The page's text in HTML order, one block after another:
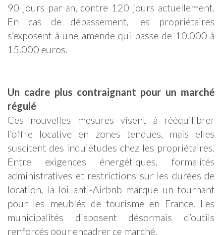
90 jours par an, contre 120 jours actuellement.
En cas de dépassement, les propriétaires
s’exposent à une amende qui passe de 10.000 à
15.000 euros.
Un cadre plus contraignant pour un marché
régulé
Ces nouvelles mesures visent à rééquilibrer
l’offre locative en zones tendues, mais elles
suscitent des inquiétudes chez les propriétaires.
Entre exigences énergétiques, formalités
administratives et restrictions sur les durées de
location, la loi anti-Airbnb marque un tournant
pour les meublés de tourisme en France. Les
municipalités disposent désormais d’outils
renforcés pour encadrer ce marché.